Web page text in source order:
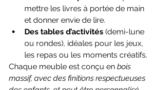
mettre les livres à portée de main
et donner envie de lire.
Des tables d’activités (demi-lune
ou rondes), idéales pour les jeux,
les repas ou les moments créatifs.
Chaque meuble est conçu en bois
massif, avec des finitions respectueuses